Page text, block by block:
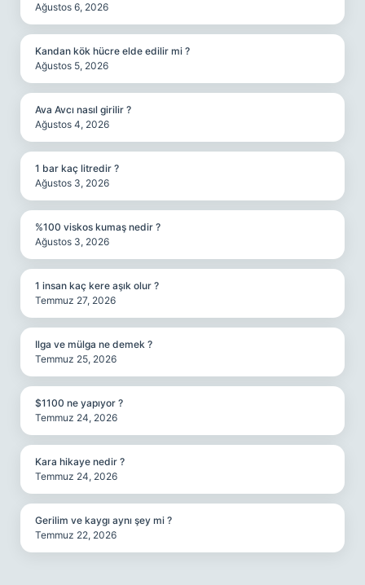
Ağustos 6, 2026
Kandan kök hücre elde edilir mi ?
Ağustos 5, 2026
Ava Avcı nasıl girilir ?
Ağustos 4, 2026
1 bar kaç litredir ?
Ağustos 3, 2026
%100 viskos kumaş nedir ?
Ağustos 3, 2026
1 insan kaç kere aşık olur ?
Temmuz 27, 2026
Ilga ve mülga ne demek ?
Temmuz 25, 2026
$1100 ne yapıyor ?
Temmuz 24, 2026
Kara hikaye nedir ?
Temmuz 24, 2026
Gerilim ve kaygı aynı şey mi ?
Temmuz 22, 2026